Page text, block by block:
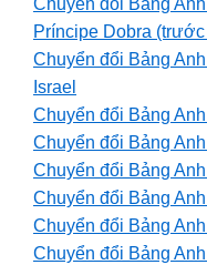
Chuyển đổi Bảng
Príncipe Dobra
Chuyển đổi Bảng
Israel
Chuyển đổi Bảng
Chuyển đổi Bảng
Chuyển đổi Bảng
Chuyển đổi Bảng
Chuyển đổi Bảng
Chuyển đổi Bảng